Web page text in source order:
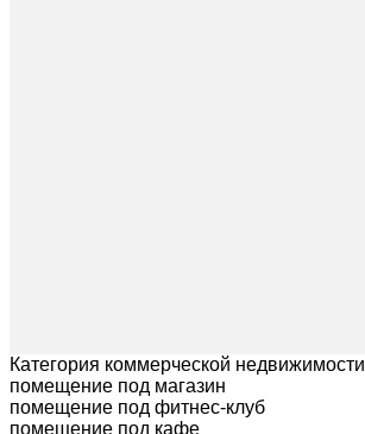
Категория коммерческой недвижимости
помещение под магазин
помещение под фитнес-клуб
помещение под кафе